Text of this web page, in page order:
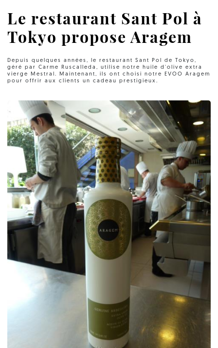
Le restaurant Sant Pol à
Tokyo propose Aragem
Depuis quelques années, le restaurant Sant Pol de Tokyo,
géré par Carme Ruscalleda, utilise notre huile d'olive extra
vierge Mestral. Maintenant, ils ont choisi notre EVOO Aragem
pour offrir aux clients un cadeau prestigieux.
CHOISIR LA LANGUE: FR